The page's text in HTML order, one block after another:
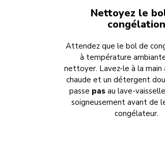
Nettoyez le
congélation
Attendez que le bol de
à température
nettoyer. Lavez-le à la main
chaude et un détergent
passe pasau lave-
soigneusement avant de
congélateur.